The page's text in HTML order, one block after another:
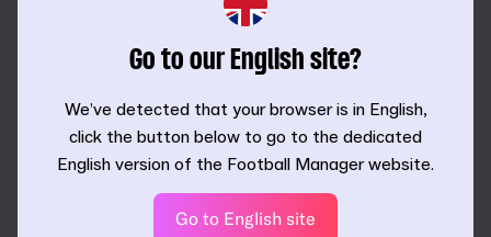
を達成できていません。発売延期はゲームを望まれたレ
ベルに近づけることを企図してのことでしたが、スケジ
ュールを調整しても望まれた水準に達することができな
ゲームの多くの部分では目標を達成することができまし
たが、全体的なプレイヤー体験とユーザーインターフェ
ースの面では必要なレベルを満たすことができませんで
した。コンシューマー機によるプレイテストなどの包括
Go to our English site?
We’ve detected that your browser is in English,
click the button below to go to the dedicated
English version of the Football Manager website.
Go to English site